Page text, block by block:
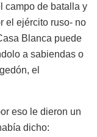
campo de batalla y
el ejército ruso- no
Blanca puede
a sabiendas o
el
eso le dieron un
dicho: